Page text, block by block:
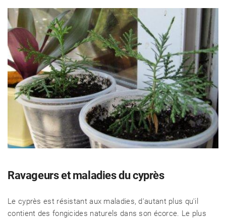
Ravageurs et maladies du cyprès
Le cyprès est résistant aux maladies, d'autant plus qu'il
contient des fongicides naturels dans son écorce. Le plus